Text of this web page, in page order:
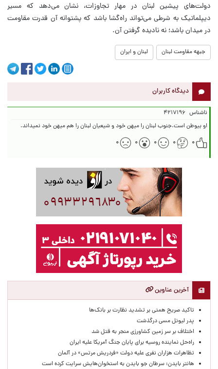
دولت‌های پیشین لبنان در مهار تجاوزات، نشان می‌دهد که مسیر
دیپلماتیک به شرطی می‌تواند راه‌گشا باشد که پشتوانه آن قدرت مقاومت
در میدان باشد؛ نه نادیده گرفتن آن.
جبهه مقاومت لبنان لبنان و ایران
دیدگاه کاربران
ناشناس ۴۲۱۷۱۹۶
او بیوطن است.جنوب لبنان را میهن خود و شیعیان لبنان را هم میهن خود نمیداند.
۰
۰ ۰ ۰ ۰
آخرین عناوین
تاکید صریح همتی بر تشدید نظارت بر بانک‌ها
پدر لیونل مسی درگذشت
اختلاف بر سر زمین کشاورزی منجر به قتل شد
راه‌حل نماینده روسیه برای پایان جنگ آمریکا علیه ایران
تظاهرات هزاران نفری علیه دولت «فردریش مرتس» در آلمان
هانتر بایدن: سرطان جو بایدن به استخوان‌هایش سرایت کرده است